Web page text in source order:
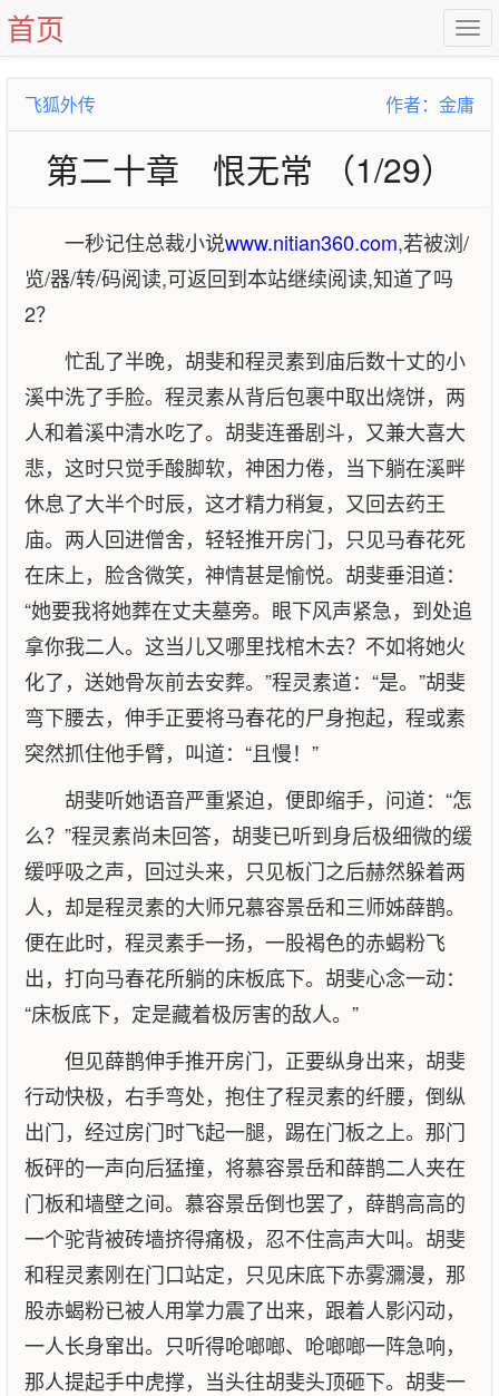
首页
飞狐外传 作者：金庸
第二十章 恨无常 （1/29）
一秒记住总裁小说www.nitian360.com,若被浏/
览/器/转/码阅读,可返回到本站继续阅读,知道了吗
2？
忙乱了半晚，胡斐和程灵素到庙后数十丈的小
溪中洗了手脸。程灵素从背后包裹中取出烧饼，两
人和着溪中清水吃了。胡斐连番剧斗，又兼大喜大
悲，这时只觉手酸脚软，神困力倦，当下躺在溪畔
休息了大半个时辰，这才精力稍复，又回去药王
庙。两人回进僧舍，轻轻推开房门，只见马春花死
在床上，脸含微笑，神情甚是愉悦。胡斐垂泪道：
“她要我将她葬在丈夫墓旁。眼下风声紧急，到处追
拿你我二人。这当儿又哪里找棺木去？不如将她火
化了，送她骨灰前去安葬。”程灵素道：“是。”胡斐
弯下腰去，伸手正要将马春花的尸身抱起，程或素
突然抓住他手臂，叫道：“且慢！”
胡斐听她语音严重紧迫，便即缩手，问道：“怎
么？”程灵素尚未回答，胡斐已听到身后极细微的缓
缓呼吸之声，回过头来，只见板门之后赫然躲着两
人，却是程灵素的大师兄慕容景岳和三师姊薛鹊。
便在此时，程灵素手一扬，一股褐色的赤蝎粉飞
出，打向马春花所躺的床板底下。胡斐心念一动：
“床板底下，定是藏着极厉害的敌人。”
但见薛鹊伸手推开房门，正要纵身出来，胡斐
行动快极，右手弯处，抱住了程灵素的纤腰，倒纵
出门，经过房门时飞起一腿，踢在门板之上。那门
板砰的一声向后猛撞，将慕容景岳和薛鹊二人夹在
门板和墙壁之间。慕容景岳倒也罢了，薛鹊高高的
一个驼背被砖墙挤得痛极，忍不住高声大叫。胡斐
和程灵素刚在门口站定，只见床底下赤雾瀰漫，那
股赤蝎粉已被人用掌力震了出来，跟着人影闪动，
一人长身窜出。只听得呛啷啷、呛啷啷一阵急响，
那人提起手中虎撑，当头往胡斐头顶砸下。胡斐一